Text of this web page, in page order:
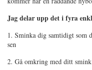
Jag delar upp det i fyra
1. Sminka dig samtidigt som
sen
2. Gå omkring med ditt